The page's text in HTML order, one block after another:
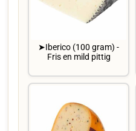
➤Iberico (100 gram) -
Fris en mild pittig